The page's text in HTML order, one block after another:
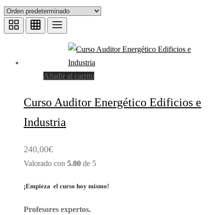
Añadir al carrito
Curso Auditor Energético Edificios e
Industria
240,00€
Valorado con 5.00 de 5
¡Empieza el curso hoy mismo!
Profesores expertos.